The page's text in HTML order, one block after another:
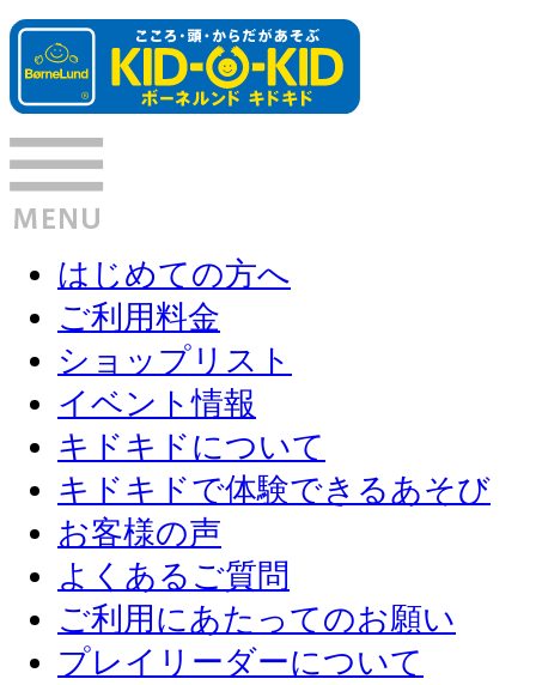
はじめての方へ
ご利用料金
ショップリスト
イベント情報
キドキドについて
キドキドで体験できるあそび
お客様の声
よくあるご質問
ご利用にあたってのお願い
プレイリーダーについて